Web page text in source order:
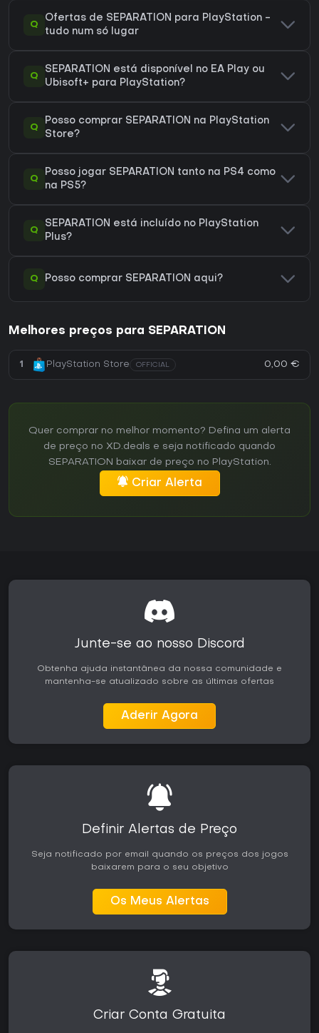
Q
Ofertas de SEPARATION para PlayStation -
tudo num só lugar
Q
SEPARATION está disponível no EA Play ou
Ubisoft+ para PlayStation?
Q
Posso comprar SEPARATION na PlayStation
Store?
Q
Posso jogar SEPARATION tanto na PS4 como
na PS5?
Q
SEPARATION está incluído no PlayStation
Plus?
Q Posso comprar SEPARATION aqui?
Melhores preços para SEPARATION
1 PlayStation Store OFFICIAL 0,00 €
Quer comprar no melhor momento? Defina um alerta
de preço no XD.deals e seja notificado quando
SEPARATION baixar de preço no PlayStation.
Criar Alerta
Junte-se ao nosso Discord
Obtenha ajuda instantânea da nossa comunidade e
mantenha-se atualizado sobre as últimas ofertas
Aderir Agora
Definir Alertas de Preço
Seja notificado por email quando os preços dos jogos
baixarem para o seu objetivo
Os Meus Alertas
Criar Conta Gratuita